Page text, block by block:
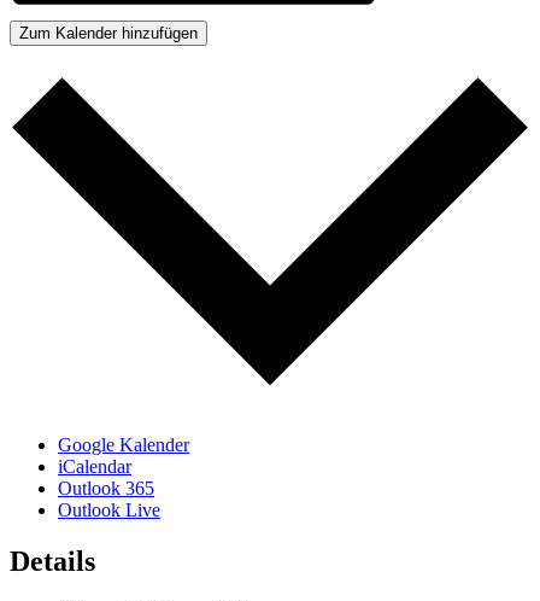
Zum Kalender hinzufügen
Google Kalender
iCalendar
Outlook 365
Outlook Live
Details